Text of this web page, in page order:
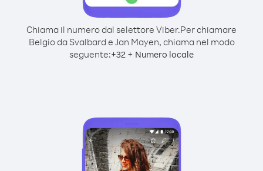
Chiama il numero dal selettore Viber.Per chiamare
Belgio da Svalbard e Jan Mayen, chiama nel modo
seguente:+32 + Numero locale